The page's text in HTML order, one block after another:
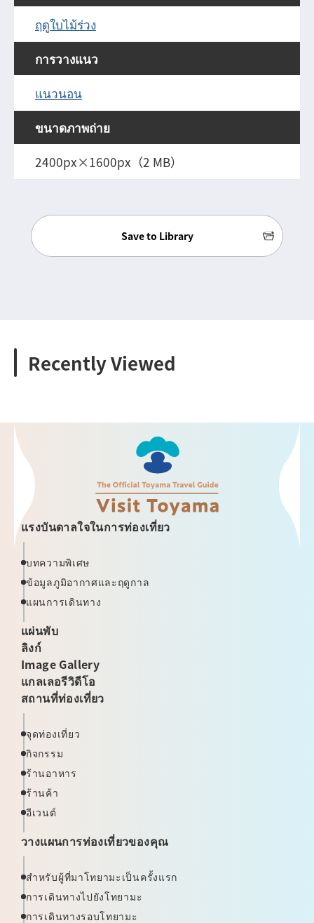
ฤดูใบไม้ร่วง
การวางแนว
แนวนอน
ขนาดภาพถ่าย
2400px×1600px（2 MB）
Save to Library
Recently Viewed
แรงบันดาลใจในการท่องเที่ยว
บทความพิเศษ
ข้อมูลภูมิอากาศและฤดูกาล
แผนการเดินทาง
แผ่นพับ
ลิงก์
Image Gallery
แกลเลอรีวิดีโอ
สถานที่ท่องเที่ยว
จุดท่องเที่ยว
กิจกรรม
ร้านอาหาร
ร้านค้า
อีเวนต์
วางแผนการท่องเที่ยวของคุณ
สำหรับผู้ที่มาโทยามะเป็นครั้งแรก
การเดินทางไปยังโทยามะ
การเดินทางรอบโทยามะ